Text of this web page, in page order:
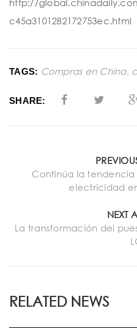
http://
c45a3101282172753ec.html
TAGS: Compras en China,
SHARE:
Continúa la
electricidad
NEXT
La transformación del
RELATED NEWS